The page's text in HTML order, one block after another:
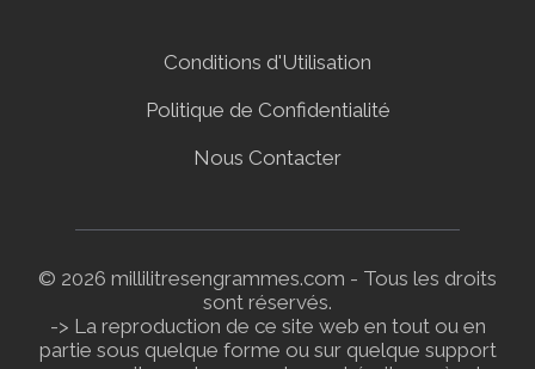
Conditions d'Utilisation
Politique de Confidentialité
Nous Contacter
© 2026 millilitresengrammes.com - Tous les droits
sont réservés.
-> La reproduction de ce site web en tout ou en
partie sous quelque forme ou sur quelque support